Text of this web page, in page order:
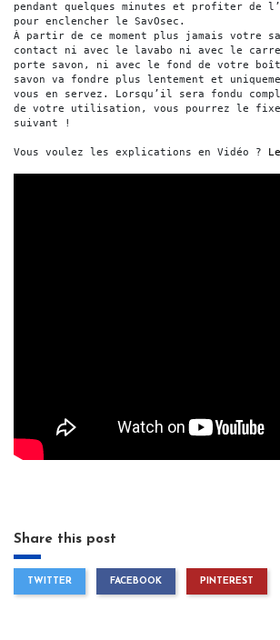
pendant quelques minutes et profiter de
pour enclencher le SavOsec.
À partir de ce moment plus jamais votre
contact ni avec le lavabo ni avec le
porte savon, ni avec le fond de votre
savon va fondre plus lentement et
vous en servez. Lorsqu’il sera fondu
de votre utilisation, vous pourrez le
suivant !
Vous voulez les explications en Vidéo ?
Share this post
TWITTER FACEBOOK PINTEREST